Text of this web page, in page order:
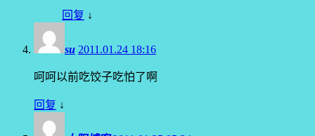
回复 ↓
su 2011.01.24 18:16
呵呵以前吃饺子吃怕了啊
回复 ↓